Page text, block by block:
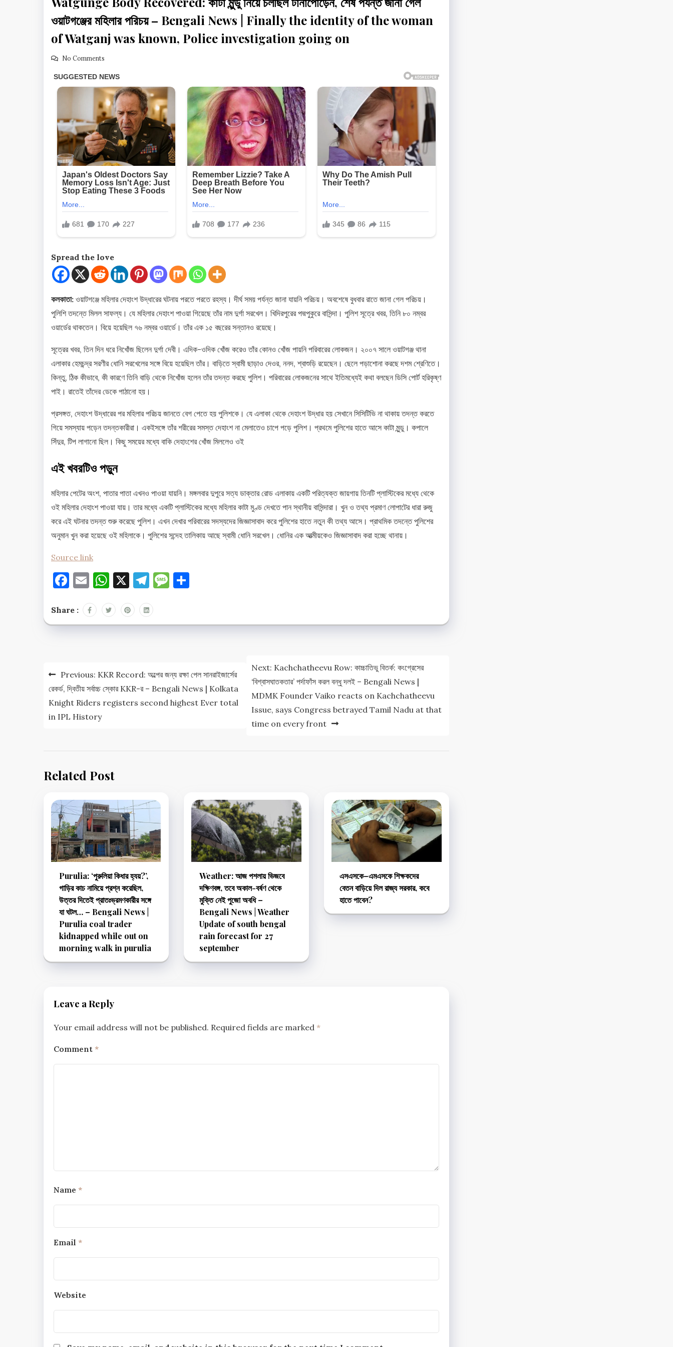
ওয়াটগঞ্জের মহিলার পরিচয় – Bengali News | Finally the identity of the woman
of Watganj was known, Police investigation going on
No Comments
Spread the love
কলকাতা: ওয়াটগঞ্জে মহিলার দেহাংশ উদ্ধারের ঘটনায় পরতে পরতে রহস্য। দীর্ঘ সময় পর্যন্ত জানা যায়নি পরিচয়। অবশেষে বুধবার রাতে জানা গেল পরিচয়।
পুলিশি তদন্তে মিলল সাফল্য। যে মহিলার দেহাংশ পাওয়া গিয়েছে তাঁর নাম দুর্গা সরখেল। খিদিরপুরের পদ্মপুকুরে বাসিন্দা। পুলিশ সূত্রে খবর, তিনি ৮০ নম্বর
ওয়ার্ডের থাকতেন। বিয়ে হয়েছিল ৭৬ নম্বর ওয়ার্ডে। তাঁর এক ১৫ বছরের সন্তানও রয়েছে।
সূত্রের খবর, তিন দিন ধরে নিখোঁজ ছিলেন দুর্গা দেবী। এদিক-ওদিক খোঁজ করেও তাঁর কোনও খোঁজ পায়নি পরিবারের লোকজন। ২০০৭ সালে ওয়াটগঞ্জ থানা
এলাকার হেমচন্দ্র সরণীর ধোনি সরখেলের সঙ্গে বিয়ে হয়েছিল তাঁর। বাড়িতে স্বামী ছাড়াও দেওর, ননদ, শ্বাশুড়ি রয়েছেন। ছেলে পড়াশোনা করছে দশম শ্রেণিতে।
কিন্তু, ঠিক কীভাবে, কী কারণে তিনি বাড়ি থেকে নিখোঁজ হলেন তাঁর তদন্ত করছে পুলিশ। পরিবারের লোকজনের সাথে ইতিমধ্যেই কথা বলছেন ডিসি পোর্ট হরিকৃষ্ণ
পাই। রাতেই তাঁদের ডেকে পাঠানো হয়।
প্রসঙ্গত, দেহাংশ উদ্ধারের পর মহিলার পরিচয় জানতে বেগ পেতে হয় পুলিশকে। যে এলাকা থেকে দেহাংশ উদ্ধার হয় সেখানে সিসিটিভি না থাকায় তদন্ত করতে
গিয়ে সমস্যায় পড়েন তদন্তকারীরা। একইসঙ্গে তাঁর শরীরের সমস্ত দেহাংশ না মেলাতেও চাপে পড়ে পুলিশ। প্রথমে পুলিশের হাতে আসে কাটা মুন্ডু। কপালে
সিঁদুর, টিপ লাগানো ছিল। কিছু সময়ের মধ্যে বাকি দেহাংশের খোঁজ মিললেও ওই
এই খবরটিও পড়ুন
মহিলার পেটের অংশ, পাতার পাতা এখনও পাওয়া যায়নি। মঙ্গলবার দুপুরে সত্য ডাক্তার রোড এলাকায় একটি পরিত্যক্ত জায়গায় তিনটি প্লাস্টিকের মধ্যে থেকে
ওই মহিলার দেহাংশ পাওয়া যায়। তার মধ্যে একটি প্লাস্টিকের মধ্যে মহিলার কাটা মুণ্ড দেখতে পান স্থানীয় বাসিন্দারা। খুন ও তথ্য প্রমাণ লোপাটের ধারা রুজু
করে এই ঘটনার তদন্ত শুরু করেছে পুলিশ। এখন দেখার পরিবারের সদস্যদের জিজ্ঞাসাবাদ করে পুলিশের হাতে নতুন কী তথ্য আসে। প্রাথমিক তদন্তে পুলিশের
অনুমান খুন করা হয়েছে ওই মহিলাকে। পুলিশের সন্দেহ তালিকায় আছে স্বামী ধোনি সরখেল। ধোনির এক আত্মীয়কেও জিজ্ঞাসাবাদ করা হচ্ছে থানায়।
Source link
Facebook
EmailWhatsApp
X Telegram
Message
Share :
navigation
Previous: KKR Record: অল্পের জন্য রক্ষা পেল সানরাইজার্সের
রেকর্ড, দ্বিতীয় সর্বাচ্চ স্কোর KKR-র – Bengali News | Kolkata
Knight Riders registers second highest Ever total
in IPL History
Next: Kachchatheevu Row: কাচ্চাতিভু বিতর্ক: কংগ্রেসের
‘বিশ্বাসঘাতকতার’ পর্দাফাঁস করল বন্ধু দলই – Bengali News |
MDMK Founder Vaiko reacts on Kachchatheevu
Issue, says Congress betrayed Tamil Nadu at that
time on every front
Related Post
Purulia: ‘পুরুলিয়া কিধার হ্যয়?’,
গাড়ির কাচ নামিয়ে প্রশ্ন করেছিল,
উত্তর দিতেই প্রাতঃভ্রমণকারীর সঙ্গে
যা ঘটল… – Bengali News |
Purulia coal trader
kidnapped while out on
morning walk in purulia
Weather: আজ পশলায় ভিজবে
দক্ষিণবঙ্গ, তবে অকাল-বর্ষণ থেকে
মুক্তি নেই পুজো অবধি –
Bengali News | Weather
Update of south bengal
rain forecast for 27
september
এসএসকে–এমএসকে শিক্ষকদের
বেতন বাড়িয়ে দিল রাজ্য সরকার, কবে
হাতে পাবেন?
Leave a Reply
Your email address will not be published. Required fields are marked *
Comment *
Name *
Email *
Website